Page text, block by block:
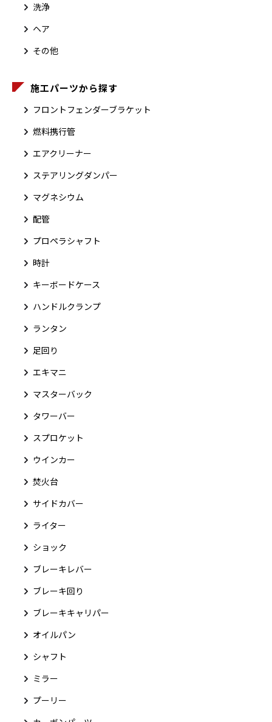
洗浄
ヘア
その他
施工パーツから探す
フロントフェンダーブラケット
燃料携行管
エアクリーナー
ステアリングダンパー
マグネシウム
配管
プロペラシャフト
時計
キーボードケース
ハンドルクランプ
ランタン
足回り
エキマニ
マスターバック
タワーバー
スプロケット
ウインカー
焚火台
サイドカバー
ライター
ショック
ブレーキレバー
ブレーキ回り
ブレーキキャリパー
オイルパン
シャフト
ミラー
プーリー